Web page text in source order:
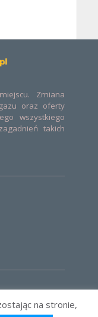
Zmiana
oraz oferty
wszystkiego
takich
na stronie,